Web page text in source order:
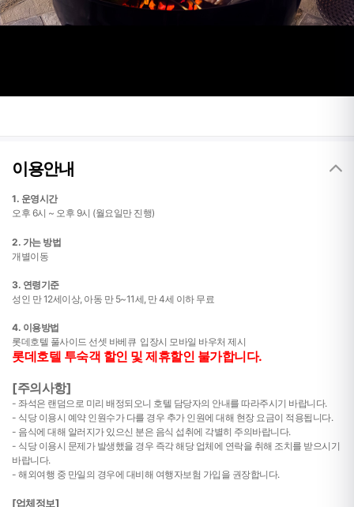
이용안내
1. 운영시간
오후 6시 ~ 오후 9시 (월요일만 진행)
2. 가는 방법
개별이동
3. 연령기준
성인 만 12세이상, 아동 만 5~11세, 만 4세 이하 무료
4. 이용방법
롯데호텔 풀사이드 선셋 바베큐 입장시 모바일 바우처 제시
롯데호텔 투숙객 할인 및 제휴할인 불가합니다.
[주의사항]
- 좌석은 랜덤으로 미리 배정되오니 호텔 담당자의 안내를 따라주시기 바랍니다.
- 식당 이용시 예약 인원수가 다를 경우 추가 인원에 대해 현장 요금이 적용됩니다.
- 음식에 대해 알러지가 있으신 분은 음식 섭취에 각별히 주의바랍니다.
- 식당 이용시 문제가 발생했을 경우 즉각 해당 업체에 연락을 취해 조치를 받으시기
바랍니다.
- 해외여행 중 만일의 경우에 대비해 여행자보험 가입을 권장합니다.
[업체정보]